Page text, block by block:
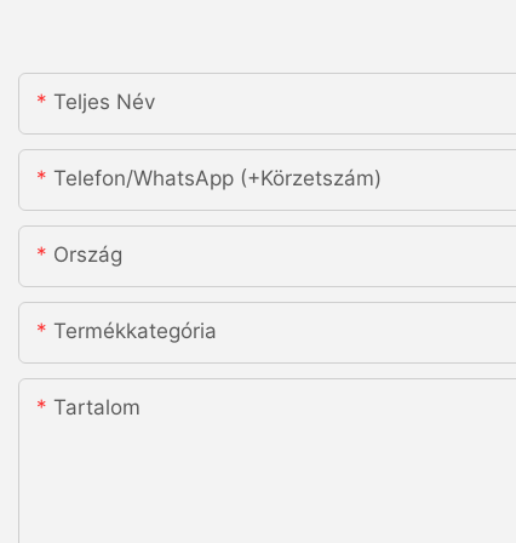
Teljes Név
Telefon/WhatsApp (+körzetszám)
Ország
Termékkategória
Tartalom